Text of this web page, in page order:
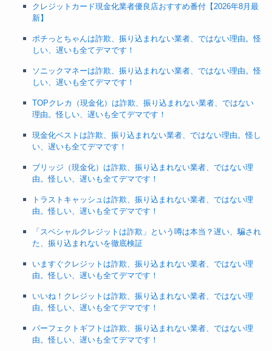
クレジットカード現金化業者優良店おすすめ番付【2026年8月最
新】
ポチっとちゃんは詐欺、振り込まれない業者、ではない理由。怪
しい、遅いも全てデマです！
ソニックマネーは詐欺、振り込まれない業者、ではない理由。怪
しい、遅いも全てデマです！
TOPクレカ（現金化）は詐欺、振り込まれない業者、ではない
理由。怪しい、遅いも全てデマです！
現金化ベストは詐欺、振り込まれない業者、ではない理由。怪し
い、遅いも全てデマです！
ブリッジ（現金化）は詐欺、振り込まれない業者、ではない理
由。怪しい、遅いも全てデマです！
トラストキャッシュは詐欺、振り込まれない業者、ではない理
由。怪しい、遅いも全てデマです！
「スペシャルクレジットは詐欺」という噂は本当？遅い、騙され
た、振り込まれないを徹底検証
いますぐクレジットは詐欺、振り込まれない業者、ではない理
由。怪しい、遅いも全てデマです！
いいね！クレジットは詐欺、振り込まれない業者、ではない理
由。怪しい、遅いも全てデマです！
パーフェクトギフトは詐欺、振り込まれない業者、ではない理
由。怪しい、遅いも全てデマです！